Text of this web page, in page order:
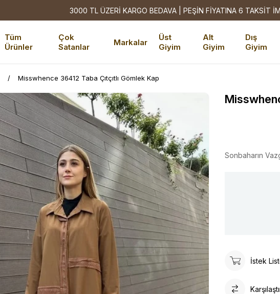
3000 TL ÜZERİ KARGO BEDAVA | PEŞİN FİYATINA 6 TAKSİT
Tüm
Ürünler
Çok
Satanlar
Markalar
Üst
Giyim
Alt
Giyim
Dış
Giyim
Misswhence 36412 Taba Çıtçıtlı Gömlek Kap
Sonbaharın
İstek